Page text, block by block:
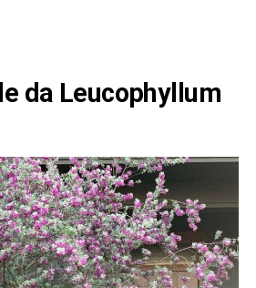
da Leucophyllum